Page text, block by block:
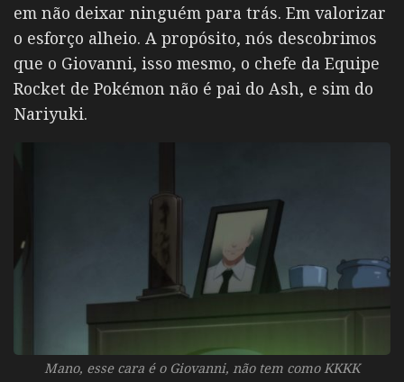
em não deixar ninguém para trás. Em valorizar
o esforço alheio. A propósito, nós descobrimos
que o Giovanni, isso mesmo, o chefe da Equipe
Rocket de Pokémon não é pai do Ash, e sim do
Nariyuki.
Mano, esse cara é o Giovanni, não tem como KKKK